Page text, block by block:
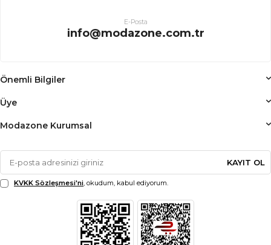
E-Posta
info@modazone.com.tr
Önemli Bilgiler
Üye
Modazone Kurumsal
KAYIT OL
KVKK Sözleşmesi'ni, okudum, kabul ediyorum.